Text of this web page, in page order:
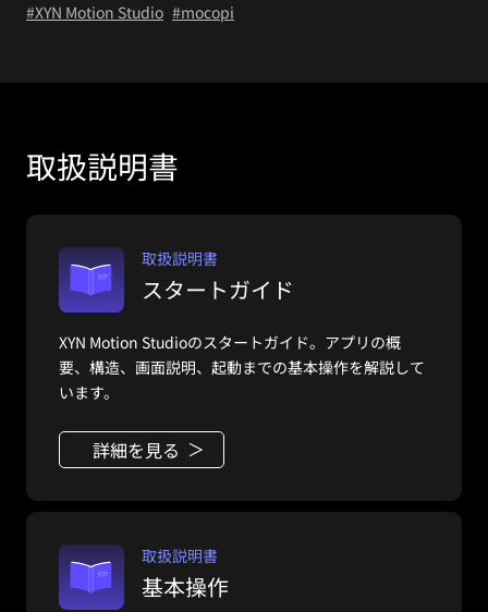
#XYN Motion Studio #mocopi
取扱説明書
取扱説明書
スタートガイド
XYN Motion Studioのスタートガイド。アプリの概
要、構造、画面説明、起動までの基本操作を解説して
います。
詳細を見る
取扱説明書
基本操作